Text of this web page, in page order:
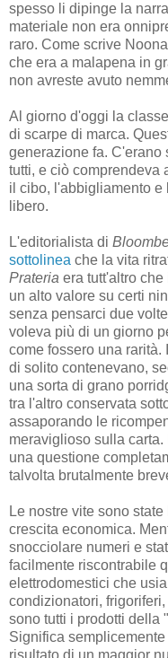
spesso li dipinge la
materiale non era
raro. Come scrive
che era a malapena in
non avreste avuto
Al giorno d'oggi la
di scarpe di marca.
generazione fa. C'erano
tutti, e ciò comprendeva
il cibo, l'abbigliamento e
libero.
L'editorialista di
sottolinea che la vita
Prateria era tutt'altro
un alto valore su certi
senza pensarci due
voleva più di un giorno
come fossero una
di solito contenevano,
una sorta di grano
tra l'altro conservata
assaporando le
meraviglioso sulla
una questione
talvolta brutalmente
Le nostre vite sono
crescita economica.
snocciolare numeri e
facilmente riscontrabile
elettrodomestici che
condizionatori,
sono tutti i prodotti della
Significa